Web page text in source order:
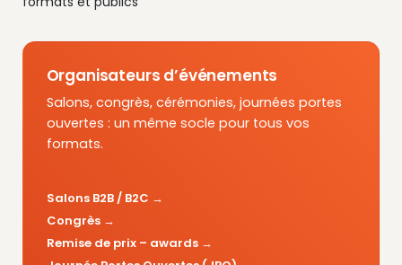
Organisateurs d’événements
Salons, congrès, cérémonies, journées portes
ouvertes : un même socle pour tous vos
formats.
Salons B2B / B2C
Congrès
Remise de prix – awards